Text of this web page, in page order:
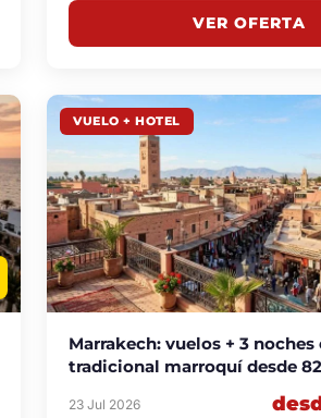
VER OFERTA
VUELO + HOTEL
Marrakech: vuelos + 3 noches
tradicional marroquí desde
23 Jul 2026